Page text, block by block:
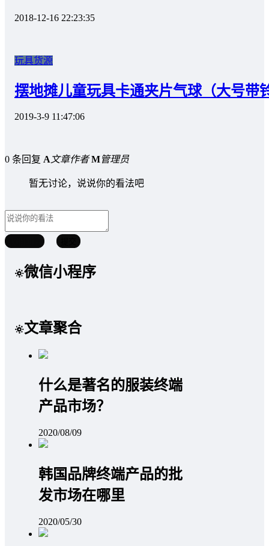
2018-12-16 22:23:35
玩具货源
摆地摊儿童玩具卡通夹片气球（大号带
2019-3-9 11:47:06
0 条回复 A文章作者 M管理员
暂无讨论，说说你的看法吧
微信小程序
文章聚合
什么是著名的服装终端
产品市场？
2020/08/09
韩国品牌终端产品的批
发市场在哪里
2020/05/30